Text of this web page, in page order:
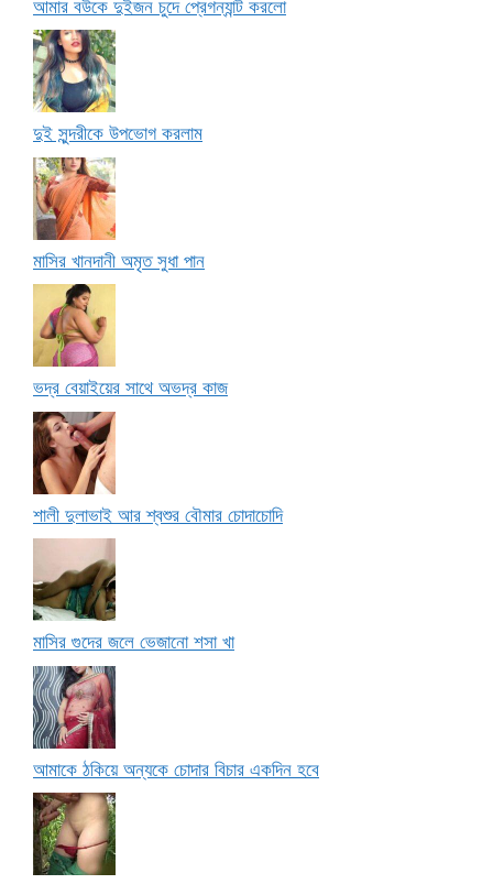
আমার বউকে দুইজন চুদে প্রেগন্যান্ট করলো
দুই সুন্দরীকে উপভোগ করলাম
মাসির খানদানী অমৃত সুধা পান
ভদ্র বেয়াইয়ের সাথে অভদ্র কাজ
শালী দুলাভাই আর শ্বশুর বৌমার চোদাচোদি
মাসির গুদের জলে ভেজানো শসা খা
আমাকে ঠকিয়ে অন্যকে চোদার বিচার একদিন হবে